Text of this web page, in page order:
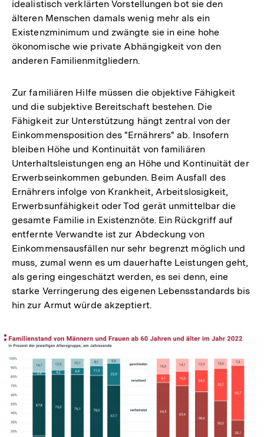
idealistisch verklärten Vorstellungen bot sie den
älteren Menschen damals wenig mehr als ein
Existenzminimum und zwängte sie in eine hohe
ökonomische wie private Abhängigkeit von den
anderen Familienmitgliedern.
Zur familiären Hilfe müssen die objektive Fähigkeit
und die subjektive Bereitschaft bestehen. Die
Fähigkeit zur Unterstützung hängt zentral von der
Einkommensposition des "Ernährers" ab. Insofern
bleiben Höhe und Kontinuität von familiären
Unterhaltsleistungen eng an Höhe und Kontinuität der
Erwerbseinkommen gebunden. Beim Ausfall des
Ernährers infolge von Krankheit, Arbeitslosigkeit,
Erwerbsunfähigkeit oder Tod gerät unmittelbar die
gesamte Familie in Existenznöte. Ein Rückgriff auf
entfernte Verwandte ist zur Abdeckung von
Einkommensausfällen nur sehr begrenzt möglich und
muss, zumal wenn es um dauerhafte Leistungen geht,
als gering eingeschätzt werden, es sei denn, eine
starke Verringerung des eigenen Lebensstandards bis
hin zur Armut würde akzeptiert.
In